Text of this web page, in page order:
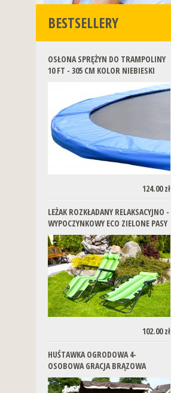
BESTSELLERY
OSŁONA SPRĘŻYN DO TRAMPOLINY
10 FT - 305 CM KOLOR NIEBIESKI
124.00 zł
LEŻAK ROZKŁADANY RELAKSACYJNO -
WYPOCZYNKOWY ECO ZIELONE PASY
102.00 zł
HUŚTAWKA OGRODOWA 4-
OSOBOWA GRACJA BRĄZOWA